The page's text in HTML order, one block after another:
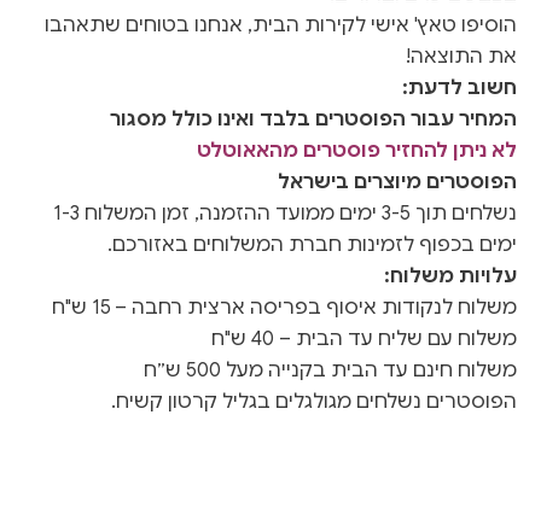
הוסיפו טאץ' אישי לקירות הבית, אנחנו בטוחים שתאהבו
את התוצאה!
חשוב לדעת:
המחיר עבור הפוסטרים בלבד ואינו כולל מסגור
לא ניתן להחזיר פוסטרים מהאאוטלט
הפוסטרים מיוצרים בישראל
נשלחים תוך 3-5 ימים ממועד ההזמנה, זמן המשלוח 1-3
ימים בכפוף לזמינות חברת המשלוחים באזורכם.
עלויות משלוח:
משלוח לנקודות איסוף בפריסה ארצית רחבה – 15 ש"ח
משלוח עם שליח עד הבית – 40 ש"ח
משלוח חינם עד הבית בקנייה מעל 500 ש״ח
הפוסטרים נשלחים מגולגלים בגליל קרטון קשיח.